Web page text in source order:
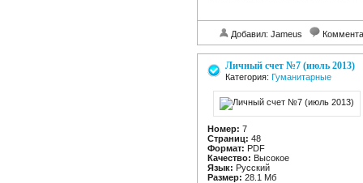
Добавил: Jameus
Личный счет №7 (июль 2013)
Категория: Гуманитарные
Номер: 7
Страниц: 48
Формат: PDF
Качество: Высокое
Язык: Русский
Размер: 28.1 Мб